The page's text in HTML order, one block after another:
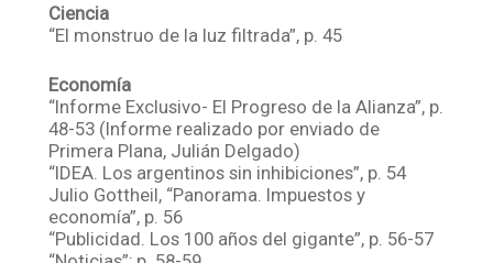
Ciencia
“El monstruo de la luz filtrada”, p. 45
Economía
“Informe Exclusivo- El Progreso de la Alianza”, p.
48-53 (Informe realizado por enviado de
Primera Plana, Julián Delgado)
“IDEA. Los argentinos sin inhibiciones”, p. 54
Julio Gottheil, “Panorama. Impuestos y
economía”, p. 56
“Publicidad. Los 100 años del gigante”, p. 56-57